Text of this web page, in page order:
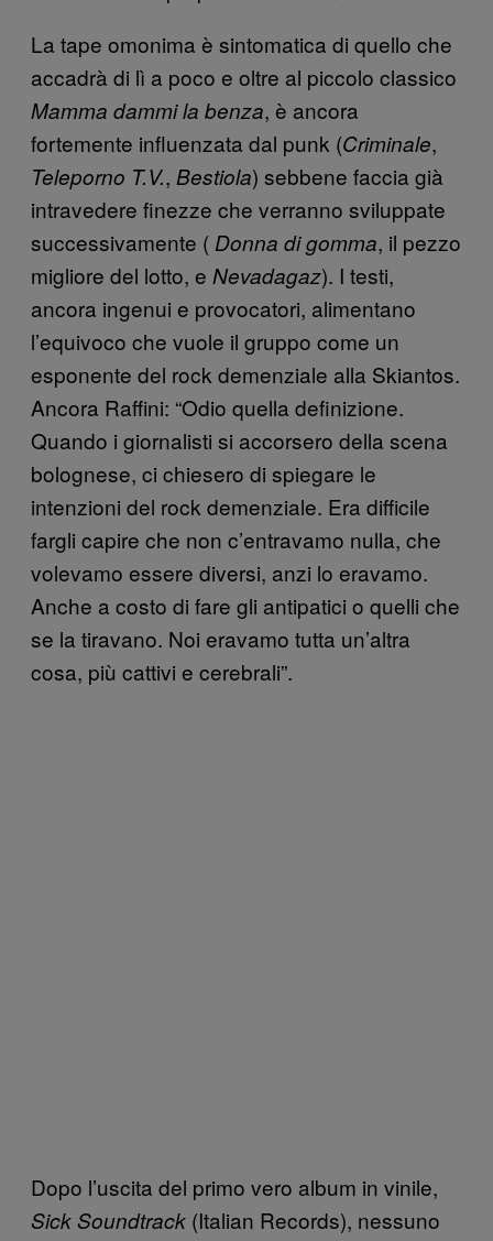
La tape omonima è sintomatica di quello che
accadrà di lì a poco e oltre al piccolo classico
Mamma dammi la benza, è ancora
fortemente influenzata dal punk (Criminale,
Teleporno T.V., Bestiola) sebbene faccia già
intravedere finezze che verranno sviluppate
successivamente ( Donna di gomma, il pezzo
migliore del lotto, e Nevadagaz). I testi,
ancora ingenui e provocatori, alimentano
l’equivoco che vuole il gruppo come un
esponente del rock demenziale alla Skiantos.
Ancora Raffini: “Odio quella definizione.
Quando i giornalisti si accorsero della scena
bolognese, ci chiesero di spiegare le
intenzioni del rock demenziale. Era difficile
fargli capire che non c’entravamo nulla, che
volevamo essere diversi, anzi lo eravamo.
Anche a costo di fare gli antipatici o quelli che
se la tiravano. Noi eravamo tutta un’altra
cosa, più cattivi e cerebrali”.
Dopo l’uscita del primo vero album in vinile,
Sick Soundtrack (Italian Records), nessuno